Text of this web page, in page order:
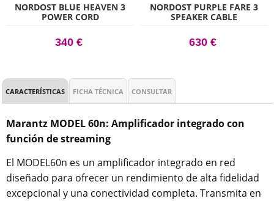
NORDOST BLUE HEAVEN 3
POWER CORD
340 €
NORDOST PURPLE FARE 3
SPEAKER CABLE
630 €
CARACTERÍSTICAS FICHA TÉCNICA CONSULTAR
Marantz MODEL 60n: Amplificador integrado con
función de streaming
El MODEL60n es un amplificador integrado en red
diseñado para ofrecer un rendimiento de alta fidelidad
excepcional y una conectividad completa. Transmita en